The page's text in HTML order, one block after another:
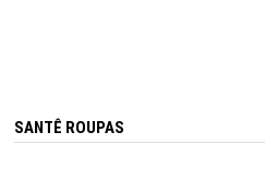
SANTÊ ROUPAS